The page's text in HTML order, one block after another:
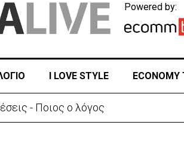
Powered by:
I LOVE STYLE ECONOMY
συχνότητα εμφάνισης καρκίνου